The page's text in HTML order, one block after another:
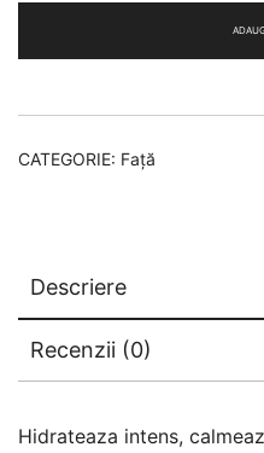
CATEGORIE: Față
Descriere
Recenzii (0)
Hidrateaza intens,